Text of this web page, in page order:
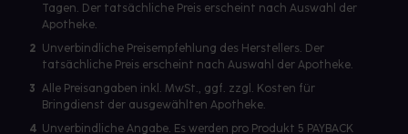
Tagen. Der tatsächliche Preis erscheint nach Auswahl der
Apotheke.
2 Unverbindliche Preisempfehlung des Herstellers. Der
tatsächliche Preis erscheint nach Auswahl der Apotheke.
3 Alle Preisangaben inkl. MwSt., ggf. zzgl. Kosten für
Bringdienst der ausgewählten Apotheke.
4 Unverbindliche Angabe. Es werden pro Produkt 5 PAYBACK